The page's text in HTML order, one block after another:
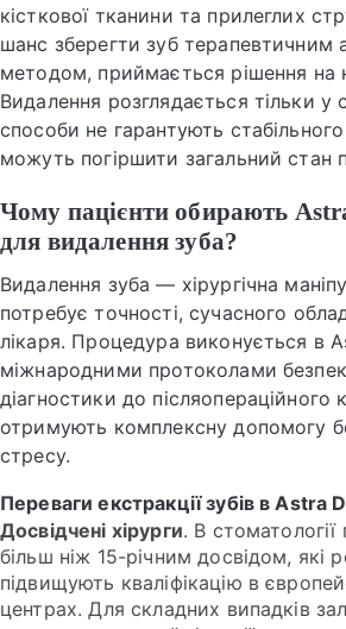
кісткової тканини та прилеглих
шанс зберегти зуб терапевтичним
методом, приймається рішення на
Видалення розглядається тільки у
способи не гарантують
можуть погіршити загальний стан
Чому пацієнти обирають
для видалення зуба?
Видалення зуба — хірургічна
потребує точності, сучасного
лікаря. Процедура виконується в
міжнародними протоколами
діагностики до післяопераційного
отримують комплексну допомогу
стресу.
Переваги екстракції зубів в Astra
Досвідчені хірурги. В
більш ніж 15-річним досвідом, які
підвищують кваліфікацію в
центрах. Для складних випадків